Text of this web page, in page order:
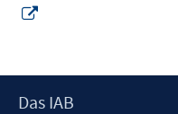
öffnen
Footer
Das IAB